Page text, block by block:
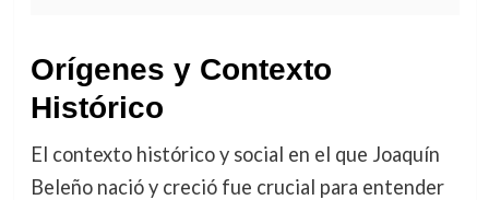
Orígenes y Contexto
Histórico
El contexto histórico y social en el que Joaquín
Beleño nació y creció fue crucial para entender